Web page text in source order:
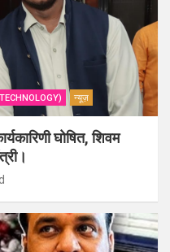
न्यूज़
घोषित, शिवम